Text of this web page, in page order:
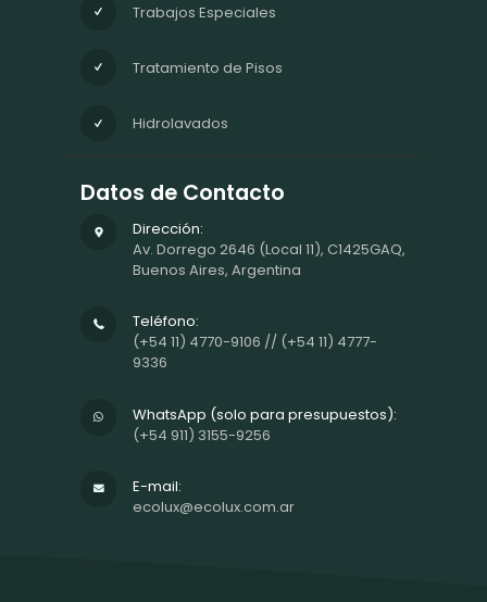
Trabajos Especiales
Tratamiento de Pisos
Hidrolavados
Datos de Contacto
Dirección:
Av. Dorrego 2646 (Local 11), C1425GAQ,
Buenos Aires, Argentina
Teléfono:
(+54 11) 4770-9106 // (+54 11) 4777-
9336
WhatsApp (solo para presupuestos):
(+54 911) 3155-9256
E-mail:
ecolux@ecolux.com.ar